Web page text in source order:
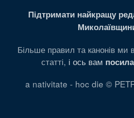
Підтримати найкращу
Більше правил та канонів ми
статті, і ось вам
a nativitate - hoc die ©